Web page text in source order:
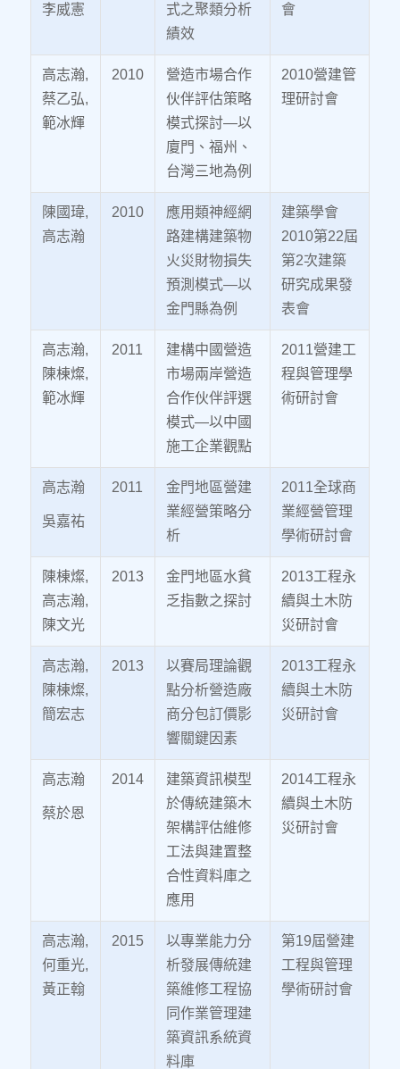
李威憲
式之聚類分析
績效
會
高志瀚,
蔡乙弘,
範冰輝
2010
營造市場合作
伙伴評估策略
模式探討—以
廈門、福州、
台灣三地為例
2010營建管
理研討會
陳國瑋,
高志瀚
2010
應用類神經網
路建構建築物
火災財物損失
預測模式—以
金門縣為例
建築學會
2010第22屆
第2次建築
研究成果發
表會
高志瀚,
陳棟燦,
範冰輝
2011
建構中國營造
市場兩岸營造
合作伙伴評選
模式—以中國
施工企業觀點
2011營建工
程與管理學
術研討會
高志瀚
吳嘉祐
2011
金門地區營建
業經營策略分
析
2011全球商
業經營管理
學術研討會
陳棟燦,
高志瀚,
陳文光
2013
金門地區水貧
乏指數之探討
2013工程永
續與土木防
災研討會
高志瀚,
陳棟燦,
簡宏志
2013
以賽局理論觀
點分析營造廠
商分包訂價影
響關鍵因素
2013工程永
續與土木防
災研討會
高志瀚
蔡於恩
2014
建築資訊模型
於傳統建築木
架構評估維修
工法與建置整
合性資料庫之
應用
2014工程永
續與土木防
災研討會
高志瀚,
何重光,
黃正翰
2015
以專業能力分
析發展傳統建
築維修工程協
同作業管理建
築資訊系統資
料庫
第19屆營建
工程與管理
學術研討會